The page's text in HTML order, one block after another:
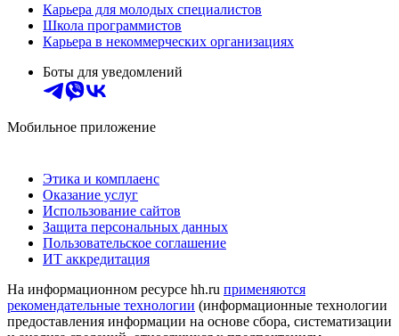
Карьера для молодых специалистов
Школа программистов
Карьера в некоммерческих организациях
Боты для уведомлений
Мобильное приложение
Этика и комплаенс
Оказание услуг
Использование сайтов
Защита персональных данных
Пользовательское соглашение
ИТ аккредитация
На информационном ресурсе hh.ru применяются
рекомендательные технологии (информационные технологии
предоставления информации на основе сбора, систематизации